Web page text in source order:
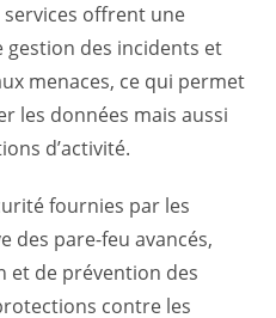
services offrent une
des incidents et
menaces, ce qui permet
les données mais aussi
d’activité.
fournies par les
des pare-feu avancés,
et de prévention des
contre les